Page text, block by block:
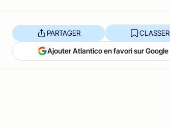
PARTAGER CLASSER
Ajouter Atlantico en favori sur Google